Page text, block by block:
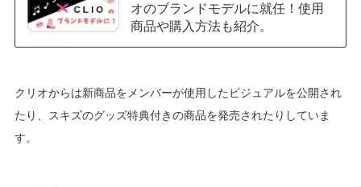
オのブランドモデルに就任！使用
商品や購入方法も紹介。
クリオからは新商品をメンバーが使用したビジュアルを公開され
たり、スキズのグッズ特典付きの商品を発売されたりしていま
す。